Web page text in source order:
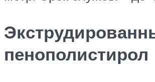
пенополистирол